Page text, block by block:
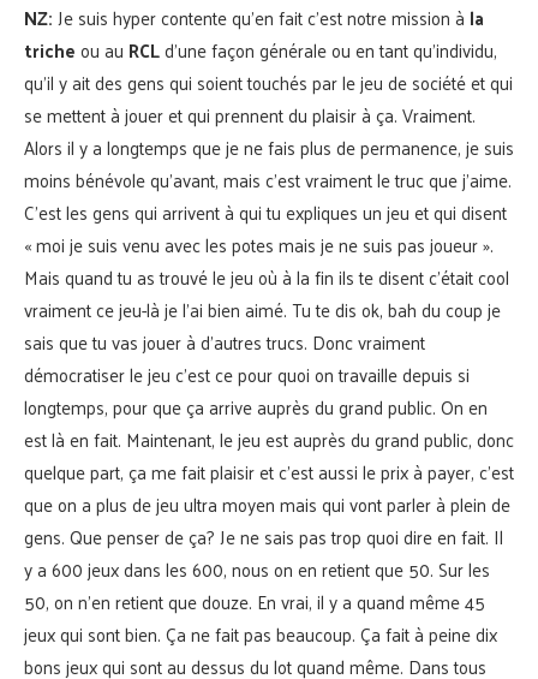
NZ:Je suis hyper contente qu’en fait c’est notre mission à la
tricheou au RCLd’une façon générale ou en tant qu’individu,
qu’il y ait des gens qui soient touchés par le jeu de société et qui
se mettent à jouer et qui prennent du plaisir à ça. Vraiment.
Alors il y a longtemps que je ne fais plus de permanence, je suis
moins bénévole qu’avant, mais c’est vraiment le truc que j’aime.
C’est les gens qui arrivent à qui tu expliques un jeu et qui disent
« moi je suis venu avec les potes mais je ne suis pas joueur ».
Mais quand tu as trouvé le jeu où à la fin ils te disent c’était cool
vraiment ce jeu-là je l’ai bien aimé. Tu te dis ok, bah du coup je
sais que tu vas jouer à d’autres trucs. Donc vraiment
démocratiser le jeu c’est ce pour quoi on travaille depuis si
longtemps, pour que ça arrive auprès du grand public. On en
est là en fait. Maintenant, le jeu est auprès du grand public, donc
quelque part, ça me fait plaisir et c’est aussi le prix à payer, c’est
que on a plus de jeu ultra moyen mais qui vont parler à plein de
gens. Que penser de ça? Je ne sais pas trop quoi dire en fait. Il
y a 600 jeux dans les 600, nous on en retient que 50. Sur les
50, on n’en retient que douze. En vrai, il y a quand même 45
jeux qui sont bien. Ça ne fait pas beaucoup. Ça fait à peine dix
bons jeux qui sont au dessus du lot quand même. Dans tous